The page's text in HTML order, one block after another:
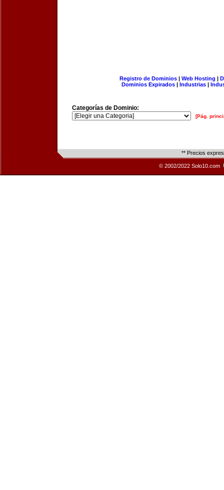
Registro de Dominios| Web Hosting |
Dominios Expirados | Industrias |
Categorías de Dominio:
[Pág.
** Precios
© 2002/2022 Solo10.com